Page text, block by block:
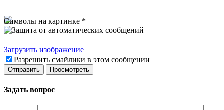
Символы на картинке *
Загрузить изображение
Разрешить смайлики в этом сообщении
Задать вопрос